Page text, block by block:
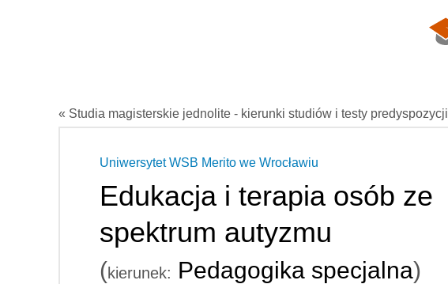
« Studia magisterskie jednolite - kierunki studiów i testy predyspozycji
Uniwersytet WSB Merito we Wrocławiu
Edukacja i terapia osób ze
spektrum autyzmu
(kierunek: Pedagogika specjalna)